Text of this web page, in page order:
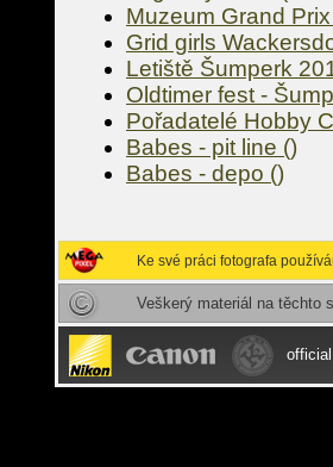
Muzeum Grand
Grid girls
Letiště Šumperk
Oldtimer fest -
Pořadatelé Hobby
Babes - pit line ()
Babes - depo ()
Ke své práci fotografa
Veškerý materiál na těchto